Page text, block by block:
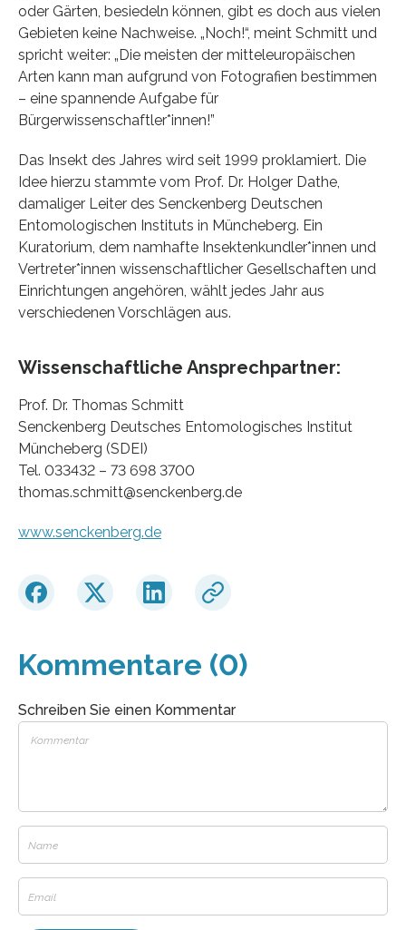
oder Gärten, besiedeln können, gibt es doch aus vielen
Gebieten keine Nachweise. „Noch!“, meint Schmitt und
spricht weiter: „Die meisten der mitteleuropäischen
Arten kann man aufgrund von Fotografien bestimmen
– eine spannende Aufgabe für
Bürgerwissenschaftler*innen!”
Das Insekt des Jahres wird seit 1999 proklamiert. Die
Idee hierzu stammte vom Prof. Dr. Holger Dathe,
damaliger Leiter des Senckenberg Deutschen
Entomologischen Instituts in Müncheberg. Ein
Kuratorium, dem namhafte Insektenkundler*innen und
Vertreter*innen wissenschaftlicher Gesellschaften und
Einrichtungen angehören, wählt jedes Jahr aus
verschiedenen Vorschlägen aus.
Wissenschaftliche Ansprechpartner:
Prof. Dr. Thomas Schmitt
Senckenberg Deutsches Entomologisches Institut
Müncheberg (SDEI)
Tel. 033432 – 73 698 3700
thomas.schmitt@senckenberg.de
www.senckenberg.de
Kommentare (0)
Schreiben Sie einen Kommentar